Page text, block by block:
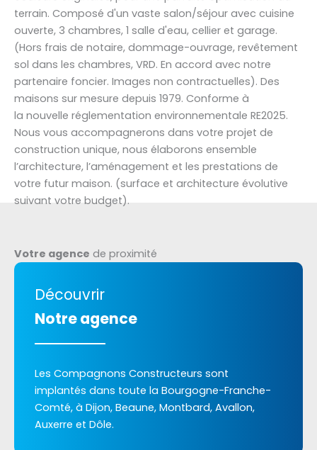
terrain. Composé d'un vaste salon/séjour avec cuisine
ouverte, 3 chambres, 1 salle d'eau, cellier et garage.
(Hors frais de notaire, dommage-ouvrage, revêtement
sol dans les chambres, VRD. En accord avec notre
partenaire foncier. Images non contractuelles). Des
maisons sur mesure depuis 1979. Conforme à
la nouvelle réglementation environnementale RE2025.
Nous vous accompagnerons dans votre projet de
construction unique, nous élaborons ensemble
l’architecture, l’aménagement et les prestations de
votre futur maison. (surface et architecture évolutive
suivant votre budget).
Votre agence de proximité
Découvrir
Notre agence
Les Compagnons Constructeurs sont
implantés dans toute la Bourgogne-Franche-
Comté, à Dijon, Beaune, Montbard, Avallon,
Auxerre et Dôle.